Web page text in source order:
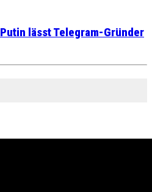
lässt Telegram-Gründer